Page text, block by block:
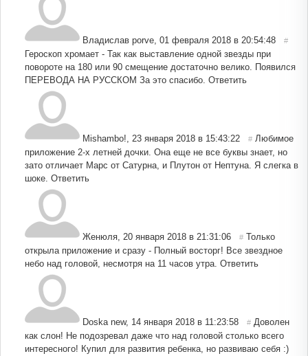
Владислав porve, 01 февраля 2018 в 20:54:48 #
Героскоп хромает - Так как выставление одной звезды при
повороте на 180 или 90 смещение достаточно велико. Появился
ПЕРЕВОДА НА РУССКОМ За это спасибо. Ответить
Mishambo!, 23 января 2018 в 15:43:22 # Любимое
приложение 2-х летней дочки. Она еще не все буквы знает, но
зато отличает Марс от Сатурна, и Плутон от Нептуна. Я слегка в
шоке. Ответить
Женюля, 20 января 2018 в 21:31:06 # Только
открыла приложение и сразу - Полный восторг! Все звездное
небо над головой, несмотря на 11 часов утра. Ответить
Doska new, 14 января 2018 в 11:23:58 # Доволен
как слон! Не подозревал даже что над головой столько всего
интересного! Купил для развития ребенка, но развиваю себя :)